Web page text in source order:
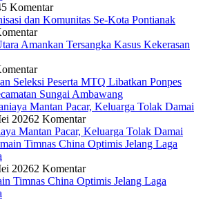
5 Komentar
dan Komunitas Se-Kota Pontianak
Amankan Tersangka Kasus Kekerasan
Seleksi Peserta MTQ Libatkan Ponpes
Sungai Ambawang
20262 Komentar
Mantan Pacar, Keluarga Tolak Damai
20262 Komentar
Timnas China Optimis Jelang Laga